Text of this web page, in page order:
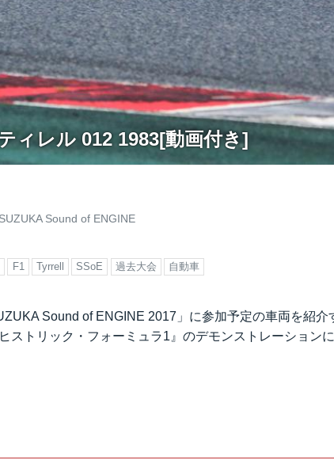
ィレル 012 1983[動画付き]
SUZUKA Sound of ENGINE
F1 Tyrrell SSoE 過去大会 自動車
Sound of ENGINE 2017」に参加予定の車両を紹介
ストリック・フォーミュラ1』のデモンストレーション